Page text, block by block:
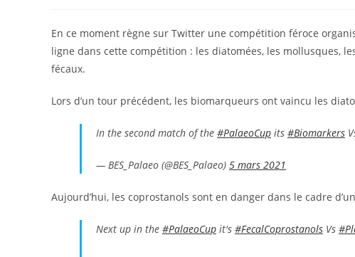
En ce moment règne sur Twitter une compétition féroce
ligne dans cette compétition : les diatomées, les mollusques,
fécaux.
Lors d’un tour précédent, les biomarqueurs ont vaincu les
In the second match of the #PalaeoCup its #Biomarkers
— BES_Palaeo (@BES_Palaeo) 5 mars 2021
Aujourd’hui, les coprostanols sont en danger dans le cadre
Next up in the #PalaeoCup it's #FecalCoprostanols Vs